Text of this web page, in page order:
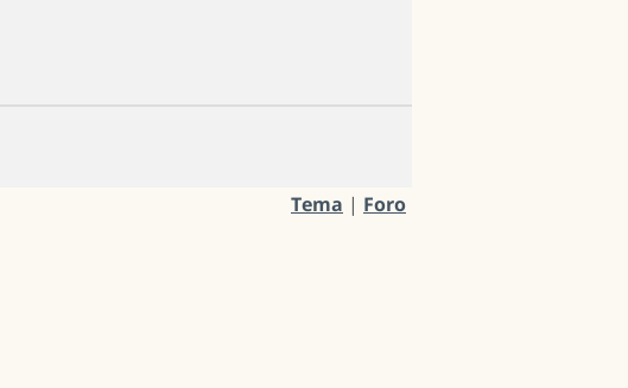
Tema | Foro